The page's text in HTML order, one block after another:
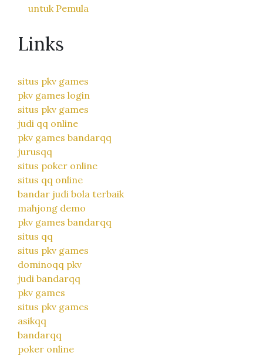
untuk Pemula
Links
situs pkv games
pkv games login
situs pkv games
judi qq online
pkv games bandarqq
jurusqq
situs poker online
situs qq online
bandar judi bola terbaik
mahjong demo
pkv games bandarqq
situs qq
situs pkv games
dominoqq pkv
judi bandarqq
pkv games
situs pkv games
asikqq
bandarqq
poker online